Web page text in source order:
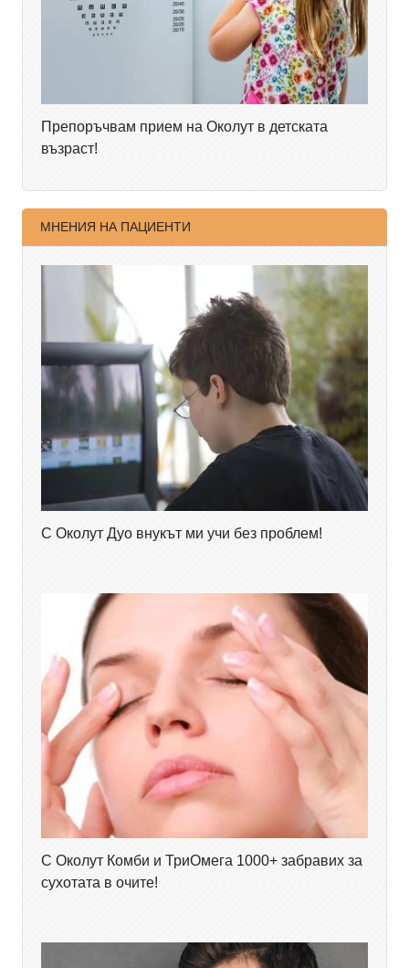
Препоръчвам прием на Околут в детската
възраст!
МНЕНИЯ НА ПАЦИЕНТИ
С Околут Дуо внукът ми учи без проблем!
С Околут Комби и ТриОмега 1000+ забравих за
сухотата в очите!